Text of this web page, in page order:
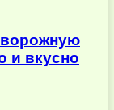
и вкусно